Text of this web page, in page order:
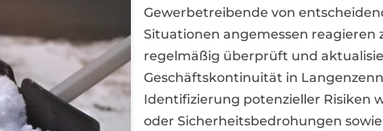
Gewerbetreibende von
Situationen angemessen reagieren
regelmäßig überprüft und
Geschäftskontinuität in
Identifizierung potenzieller Risiken
oder Sicherheitsbedrohungen